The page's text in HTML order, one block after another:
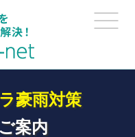
豪雨対策
案内